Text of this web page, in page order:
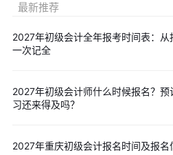
23:59
吉林 2019年11月5日至11月30日
2019年11月18日至30日
最新推荐
2027年初级会计全年报考时间表：
一次记全
2027年初级会计师什么时候报名？
习还来得及吗？
2027年重庆初级会计报名时间及报名